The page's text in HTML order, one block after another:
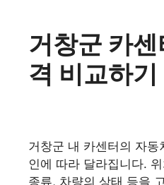
거창군 카
격 비교하기
거창군 내 카센터의 자
인에 따라 달라집니다.
종류, 차량의 상태 등을